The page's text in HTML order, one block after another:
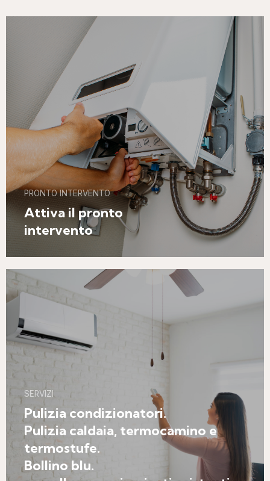
PRONTO INTERVENTO
Attiva il pronto
intervento
SERVIZI
Pulizia condizionatori.
Pulizia caldaia, termocamino e
termostufe.
Bollino blu.